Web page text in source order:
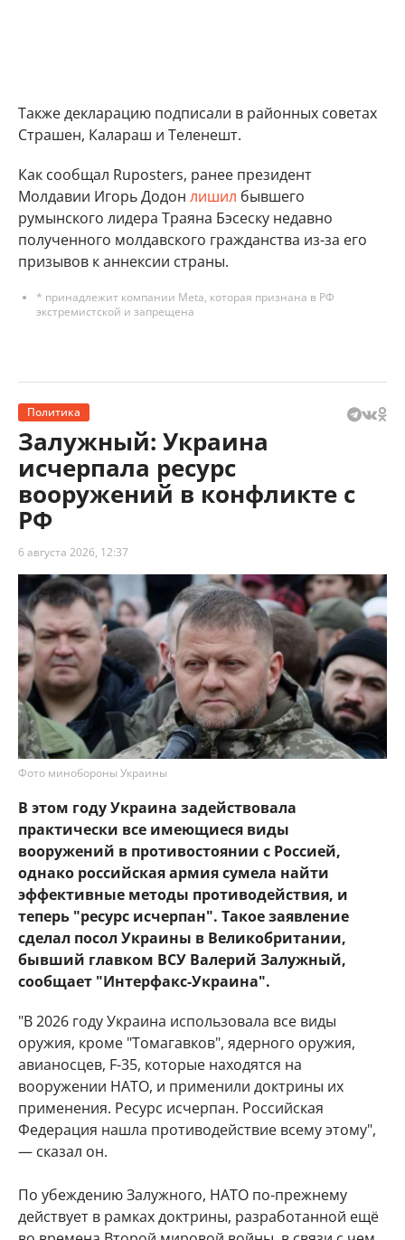
Также декларацию подписали в районных советах
Страшен, Калараш и Теленешт.
Как сообщал Ruposters, ранее президент
Молдавии Игорь Додон лишил бывшего
румынского лидера Траяна Бэсеску недавно
полученного молдавского гражданства из-за его
призывов к аннексии страны.
* принадлежит компании Meta, которая признана в РФ
экстремистской и запрещена
Политика
Залужный: Украина
исчерпала ресурс
вооружений в конфликте с
РФ
6 августа 2026, 12:37
Фото минобороны Украины
В этом году Украина задействовала
практически все имеющиеся виды
вооружений в противостоянии с Россией,
однако российская армия сумела найти
эффективные методы противодействия, и
теперь "ресурс исчерпан". Такое заявление
сделал посол Украины в Великобритании,
бывший главком ВСУ Валерий Залужный,
сообщает "Интерфакс-Украина".
"В 2026 году Украина использовала все виды
оружия, кроме "Томагавков", ядерного оружия,
авианосцев, F-35, которые находятся на
вооружении НАТО, и применили доктрины их
применения. Ресурс исчерпан. Российская
Федерация нашла противодействие всему этому",
— сказал он.
По убеждению Залужного, НАТО по-прежнему
действует в рамках доктрины, разработанной ещё